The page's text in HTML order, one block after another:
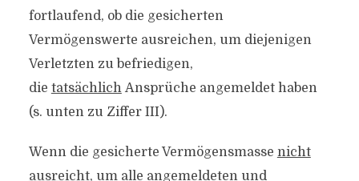
fortlaufend, ob die gesicherten
Vermögenswerte ausreichen, um diejenigen
Verletzten zu befriedigen,
die tatsächlichAnsprüche angemeldet haben
(s. unten zu Ziffer III).
Wenn die gesicherte Vermögensmasse nicht
ausreicht, um alle angemeldeten und